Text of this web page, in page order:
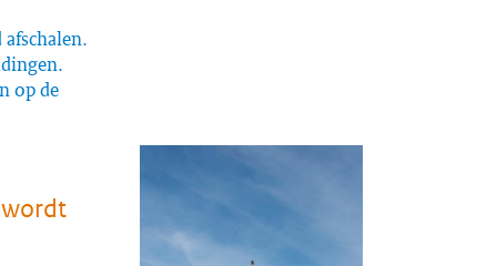
op de